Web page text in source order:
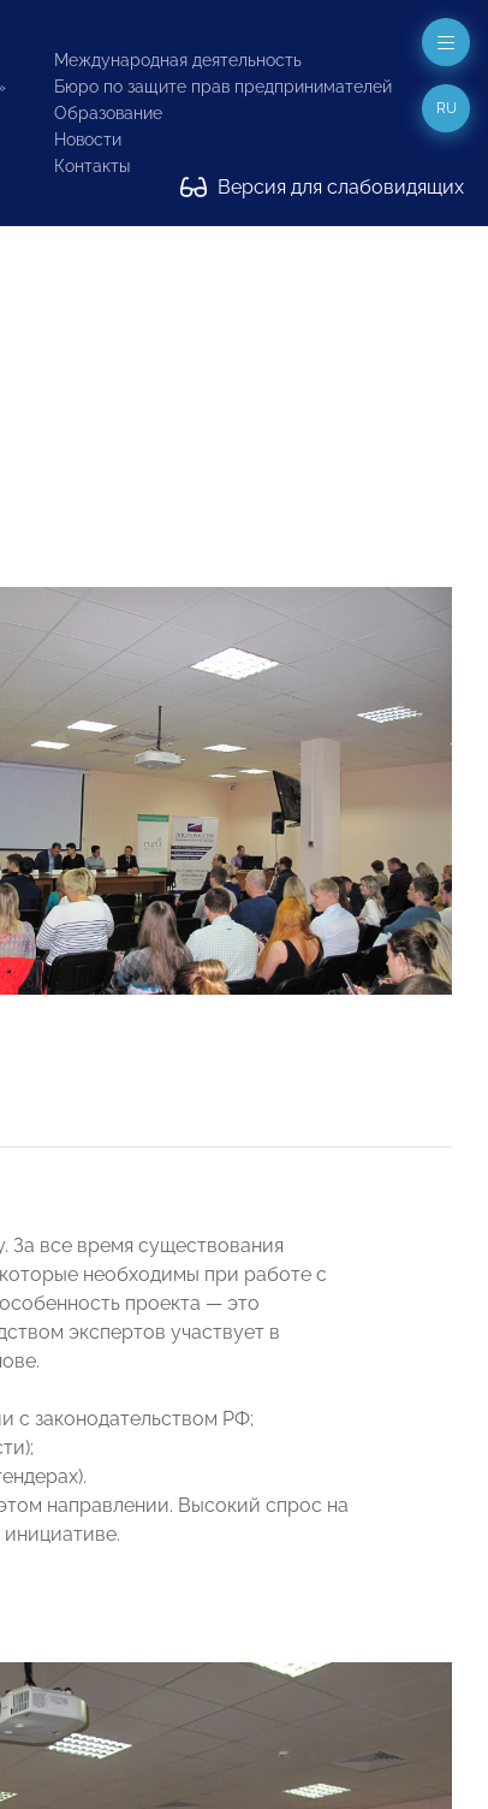
Международная деятельность
Бюро по защите прав предпринимателей
Образование
Новости
Контакты
Версия для слабовидящих
RU
За все время существования
необходимы при работе с
проекта — это
экспертов участвует в
с законодательством РФ;
направлении. Высокий спрос на